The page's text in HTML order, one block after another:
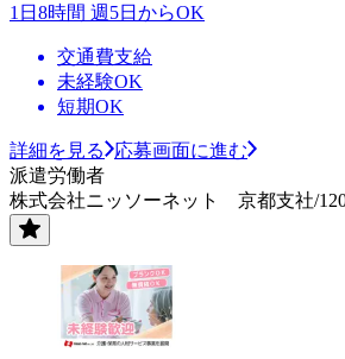
1日8時間 週5日からOK
交通費支給
未経験OK
短期OK
詳細を見る
応募画面に進む
派遣労働者
株式会社ニッソーネット 京都支社/